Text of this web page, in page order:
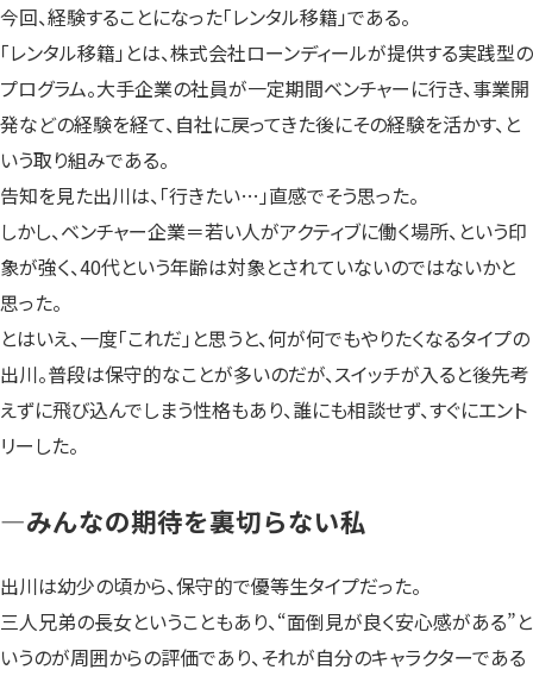
今回、経験することになった「レンタル移籍」である。
「レンタル移籍」とは、株式会社ローンディールが提供する実践型の
プログラム。大手企業の社員が一定期間ベンチャーに行き、事業開
発などの経験を経て、自社に戻ってきた後にその経験を活かす、と
いう取り組みである。
告知を見た出川は、「行きたい…」直感でそう思った。
しかし、ベンチャー企業＝若い人がアクティブに働く場所、という印
象が強く、40代という年齢は対象とされていないのではないかと
思った。
とはいえ、一度「これだ」と思うと、何が何でもやりたくなるタイプの
出川。普段は保守的なことが多いのだが、スイッチが入ると後先考
えずに飛び込んでしまう性格もあり、誰にも相談せず、すぐにエント
リーした。
—みんなの期待を裏切らない私
出川は幼少の頃から、保守的で優等生タイプだった。
三人兄弟の長女ということもあり、“面倒見が良く安心感がある”と
いうのが周囲からの評価であり、それが自分のキャラクターである